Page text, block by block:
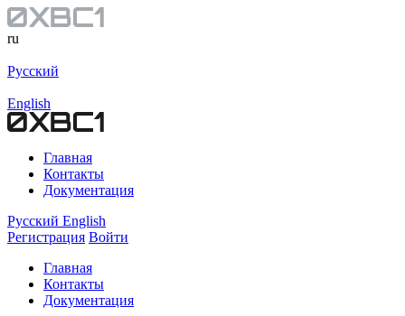
ru
Русский
English
Главная
Контакты
Документация
Русский English
Регистрация Войти
Главная
Контакты
Документация